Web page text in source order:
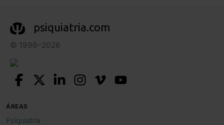
psiquiatria.com
© 1996–2026
ÁREAS
Psiquiatría